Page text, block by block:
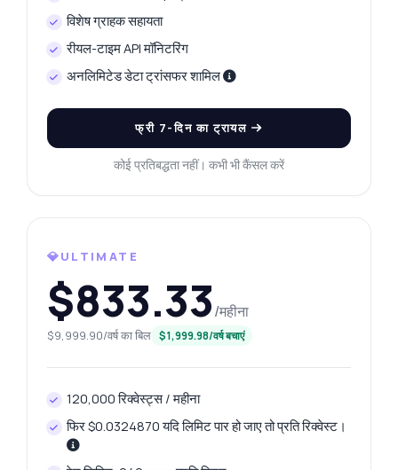
विशेष ग्राहक सहायता
रीयल-टाइम API मॉनिटरिंग
अनलिमिटेड डेटा ट्रांसफर शामिल
फ्री 7-दिन का ट्रायल
कोई प्रतिबद्धता नहीं। कभी भी कैंसल करें
💎ULTIMATE
$833.33/महीना
$9,999.90/वर्ष का बिल $1,999.98/वर्ष बचाएं
120,000 रिक्वेस्ट्स / महीना
फिर $0.0324870 यदि लिमिट पार हो जाए तो प्रति रिक्वेस्ट।
कुछ भी पूछें
कार जानकारी API के बारे में उत्तर
एंडपॉइंट्स, मूल्य निर्धारण, इंटीग्रेशन टिप्स, जो आप चाहें।
मैं कार की विशिष्टताएँ कैसे प्राप्त करूँ?
मैं किस पैरामीटर से फ़िल्टर कर सकता हूँ?